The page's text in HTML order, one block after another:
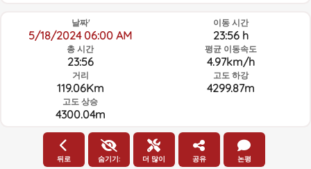
날짜'
5/18/2024 06:00 AM
총 시간
23:56
거리
119.06Km
고도 상승
4300.04m
이동 시간
23:56 h
평균 이동속도
4.97km/h
고도 하강
4299.87m
일기예보
뒤로 숨기기: 더 많이 공유 논평